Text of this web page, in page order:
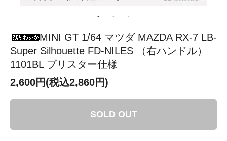
MINI GT 1/64 マツダ MAZDA RX-7 LB-
Super Silhouette FD-NILES （右ハンドル）
1101BL ブリスター仕様
2,600円(税込2,860円)
SOLD OUT